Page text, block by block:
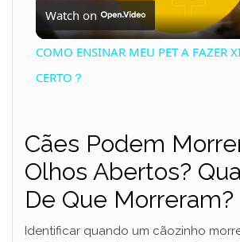
l
V
i
Watch on
COMO ENSINAR MEU PET A FAZER
CERTO？
Cães Podem
Olhos Abertos?
De Que Morreram?
Identificar quando um cãozinho